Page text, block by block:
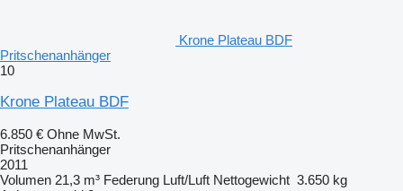
Krone Plateau BDF
Pritschenanhänger
10
Krone Plateau BDF
6.850 € Ohne MwSt.
Pritschenanhänger
2011
Volumen 21,3 m³ Federung Luft/Luft Nettogewicht 3.650 kg